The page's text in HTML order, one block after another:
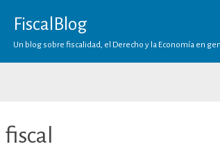
FiscalBlog
Un blog sobre fiscalidad, el Derecho y la Economía en